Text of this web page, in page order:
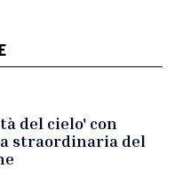
del cielo' con
straordinaria del